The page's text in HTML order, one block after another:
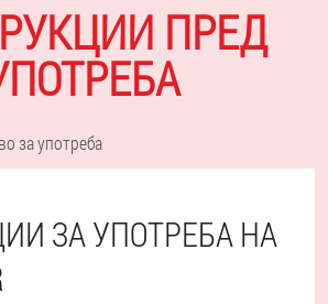
ПРЕД
за употреба
ЗА УПОТРЕБА НА